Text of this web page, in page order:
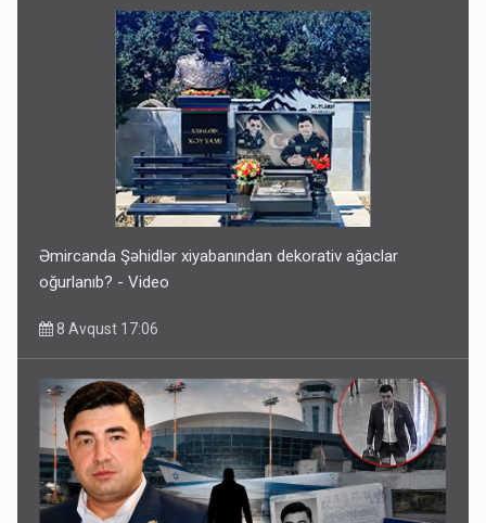
Əmircanda Şəhidlər xiyabanından dekorativ ağaclar
oğurlanıb? - Video
8 Avqust 17:06